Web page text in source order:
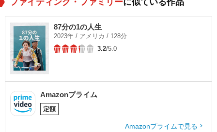
ファイティング・ファミリーに似ている作品
87分の1の人生
2023年 / アメリカ / 128分
3.2/5.0
Amazonプライム
定額
Amazonプライムで見る